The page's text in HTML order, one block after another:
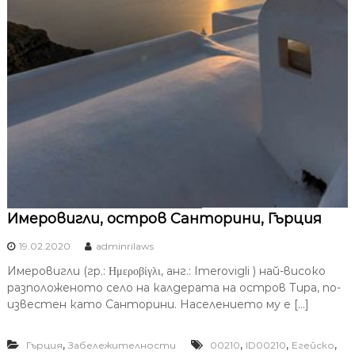
Имеровигли, остров Санторини, Гърция
19.02.2020 adminrilaws
Имеровигли (гр.: Ημεροβίγλι, анг.: Imerovigli ) най-високо
разположеното село на калдерата на остров Тира, по-
известен като Санторини. Населението му е […]
Гърция, Забележителности 00210, ID00210, Егейско,